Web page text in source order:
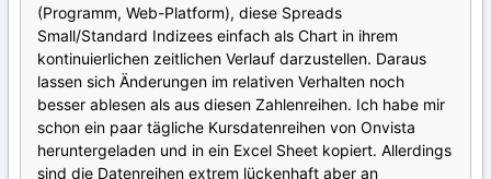
(Programm, Web-Platform), diese Spreads
Small/Standard Indizees einfach als Chart in ihrem
kontinuierlichen zeitlichen Verlauf darzustellen. Daraus
lassen sich Änderungen im relativen Verhalten noch
besser ablesen als aus diesen Zahlenreihen. Ich habe mir
schon ein paar tägliche Kursdatenreihen von Onvista
heruntergeladen und in ein Excel Sheet kopiert. Allerdings
sind die Datenreihen extrem lückenhaft aber an